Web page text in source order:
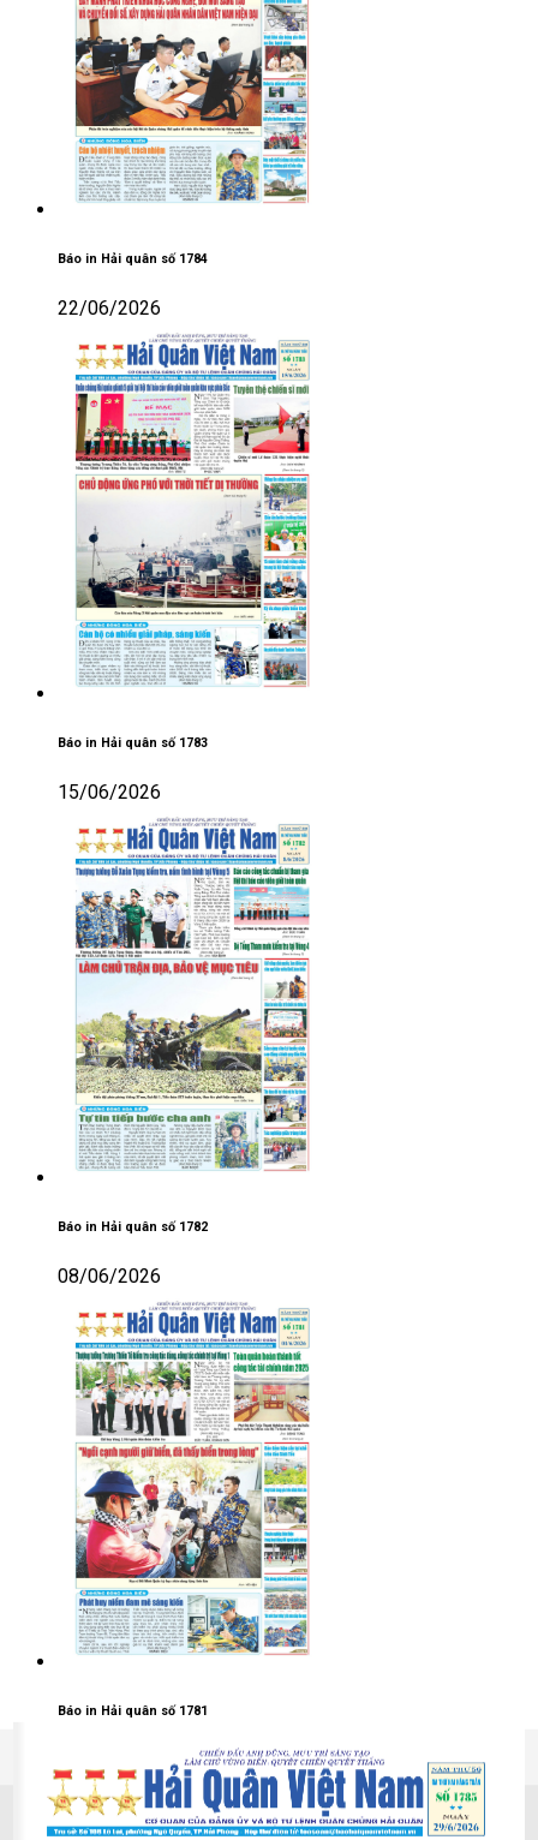
Báo in Hải quân số 1784
22/06/2026
Báo in Hải quân số 1783
15/06/2026
Báo in Hải quân số 1782
08/06/2026
Báo in Hải quân số 1781